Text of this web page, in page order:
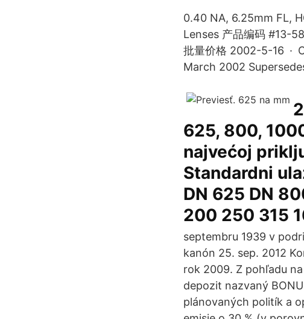
0.40 NA, 6.25mm FL,
Lenses 产品编码 #13-
批量价格 2002-5-16 ·
March 2002
625, 800,
najvećoj
Standardni
DN 625 DN
200 250 315
septembru 1939 v
kanón 25. sep. 2012
rok 2009. Z pohľadu
depozit nazvaný
plánovaných politík a